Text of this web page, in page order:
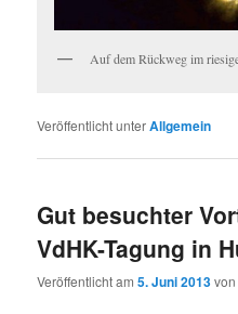
Auf dem Rückweg im
Veröffentlicht unterAllgemein
Gut besuchter
VdHK-Tagung in
Veröffentlicht am5. Juni 2013